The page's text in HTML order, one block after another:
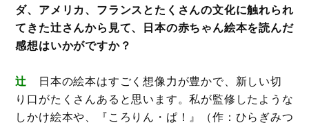
ダ、アメリカ、フランスとたくさんの文化に触れられ
てきた辻さんから見て、日本の赤ちゃん絵本を読んだ
感想はいかがですか？
辻 日本の絵本はすごく想像力が豊かで、新しい切
り口がたくさんあると思います。私が監修したような
しかけ絵本や、『ころりん・ぱ！』（作：ひらぎみつ